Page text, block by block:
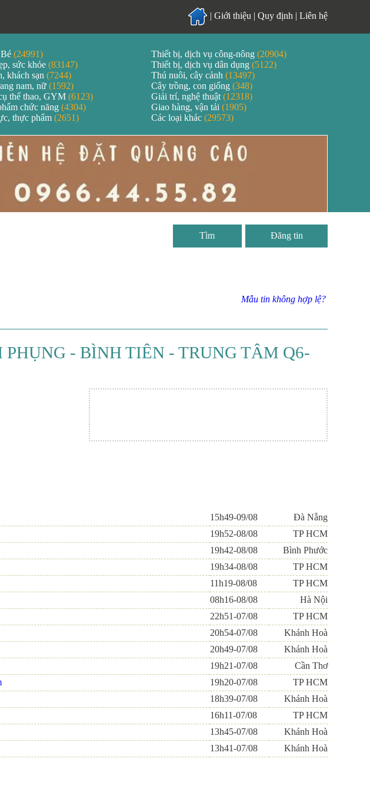
| Giới thiệu | Quy định | Liên hệ
(24991) Thiết bị, dịch vụ công-nông (20904)
sức khỏe (83147) Thiết bị, dịch vụ dân dụng (5122)
khách sạn (7244) Thú nuôi, cây cảnh (13497)
nam, nữ (1592) Cây trồng, con giống (348)
thể thao, GYM (6123) Giải trí, nghệ thuật (12318)
chức năng (4304) Giao hàng, vận tải (1905)
thực phẩm (2651) Các loại khác (29573)
Đăng tin
Mẫu tin không hợp lệ?
- BÌNH TIÊN - TRUNG TÂM Q6-
15h49-09/08
Đà Nẵng
19h52-08/08
TP HCM
19h42-08/08
Bình Phước
19h34-08/08
TP HCM
11h19-08/08
TP HCM
08h16-08/08
Hà Nội
22h51-07/08
TP HCM
20h54-07/08
Khánh Hoà
20h49-07/08
Khánh Hoà
19h21-07/08
Cần Thơ
19h20-07/08
TP HCM
18h39-07/08
Khánh Hoà
16h11-07/08
TP HCM
13h45-07/08
Khánh Hoà
13h41-07/08 Khánh Hoà